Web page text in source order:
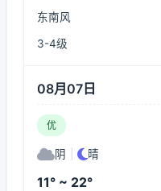
东南风
3-4级
08月07日
优
阴 晴
11° ~ 22°